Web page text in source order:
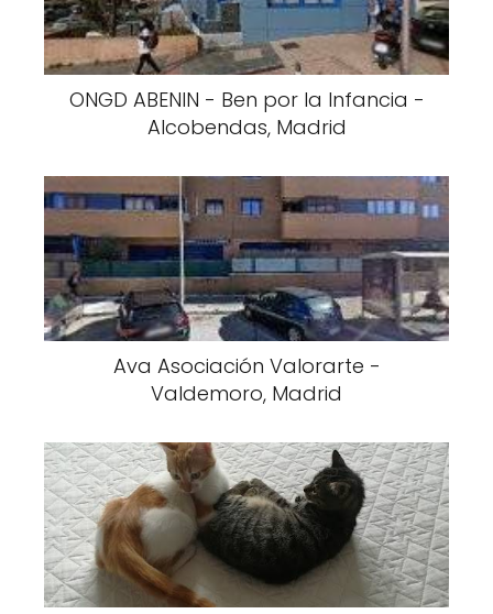
ONGD ABENIN - Ben por la Infancia -
Alcobendas, Madrid
Ava Asociación Valorarte -
Valdemoro, Madrid